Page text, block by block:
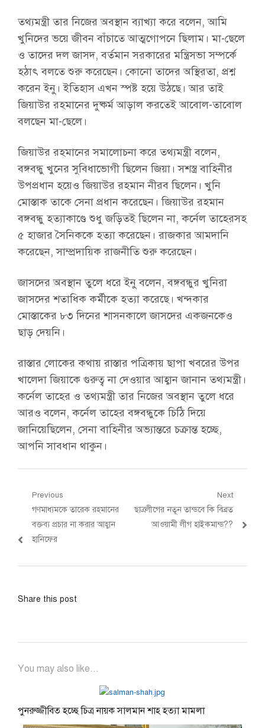
তথ্যমন্ত্রী তার নিজের অবস্থান ব্যাখ্যা করে বলেন, আমি
খুনিদের ভয়ে জীবন বাঁচাতে আত্মগোপনে ছিলাম। মা-ছেলে
ও তাদের দল জাসদ, বর্তমান সরকারের মন্ত্রিসভা সম্পর্কে
হঠাৎ বলতে শুরু করেছেন। কোনো তাদের অস্থিরতা, প্রশ্ন
করেন ইনু। ইতিহাস এখন স্পষ্ট হয়ে উঠছে। আর তাই
জিয়াউর রহমানের দুষ্কর্ম আড়াল করতেই আবোল-তাবোল
বলছেন মা-ছেলে।
জিয়াউর রহমানের সমালোচনা করে তথ্যমন্ত্রী বলেন,
বঙ্গবন্ধু খুনের সুবিধাভোগী ছিলেন জিয়া। সশস্ত্র বাহিনীর
উপপ্রধান হয়েও জিয়াউর রহমান নীরব ছিলেন। খুনি
মোস্তাক তাকে সেনা প্রধান করেছেন। জিয়াউর রহমান
বঙ্গবন্ধু হত্যাকাণ্ডে শুধু জড়িতই ছিলেন না, কর্নেল তাহেরসহ
৫ হাজার সৈনিককে হত্যা করেছেন। রাজকার আমদানি
করেছেন, সাম্প্রদায়িক রাজনীতি শুরু করেছেন।
জাসদের অবস্থান তুলে ধরে ইনু বলেন, বঙ্গবন্ধুর খুনিরা
জাসদের শতাধিক কর্মীকে হত্যা করেছে। খন্দকার
মোস্তাকের ৮৩ দিনের শাসনকালে জাসদের একজনকেও
ছাড় দেয়নি।
রাস্তার লোকের কথায় রাস্তার পত্রিকায় ছাপা খবরের উপর
খালেদা জিয়াকে গুরুত্ব না দেওয়ার আহ্বান জানান তথ্যমন্ত্রী।
কর্নেল তাহের ও তথ্যমন্ত্রী তার নিজের অবস্থান তুলে ধরে
আরও বলেন, কর্নেল তাহের বঙ্গবন্ধুকে চিঠি দিয়ে
জানিয়েছিলেন, সেনা বাহিনীর অভ্যান্তরে চক্রান্ত হচ্ছে,
আপনি সাবধান থাকুন।
Post
navigation
Previous
Previous
post:
গণমাধ্যমকে তারেক রহমানের
বক্তব্য প্রচার না করার আহ্বান
হানিফের
Next
Next
post:
ছাত্রলীগের নতূন তান্ডবে কি বিব্রত
আওয়ামী লীগ হাইকমান্ড??
Share this post
You may also like...
পুনরুজ্জীবিত হচ্ছে চিত্র নায়ক সালমান শাহ হত্যা মামলা